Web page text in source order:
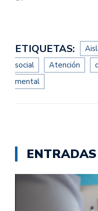
ETIQUETAS:
social
Atención
mental